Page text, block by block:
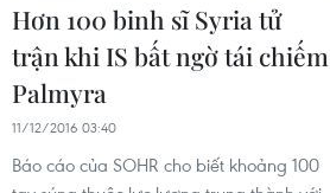
Hơn 100 binh sĩ Syria tử
trận khi IS bất ngờ tái chiếm
Palmyra
11/12/2016 03:40
Báo cáo của SOHR cho biết khoảng 100